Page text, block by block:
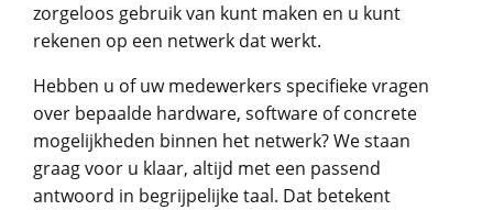
zorgeloos gebruik van kunt maken en u kunt
rekenen op een netwerk dat werkt.
Hebben u of uw medewerkers specifieke vragen
over bepaalde hardware, software of concrete
mogelijkheden binnen het netwerk? We staan
graag voor u klaar, altijd met een passend
antwoord in begrijpelijke taal. Dat betekent